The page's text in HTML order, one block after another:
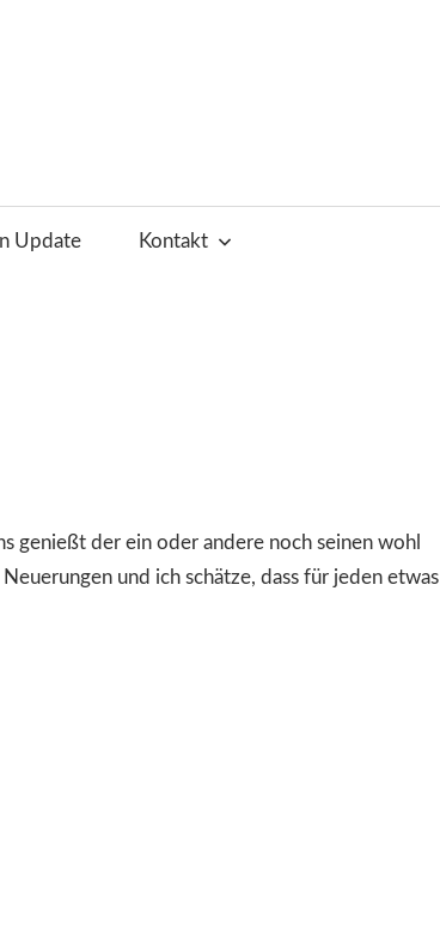
Update Kontakt
genießt der ein oder andere noch seinen wohl
und ich schätze, dass für jeden etwas